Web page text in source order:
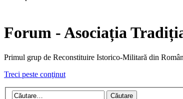
Forum - Asociația
Primul grup de Reconstituire Istorico-Militară din
Treci peste conţinut